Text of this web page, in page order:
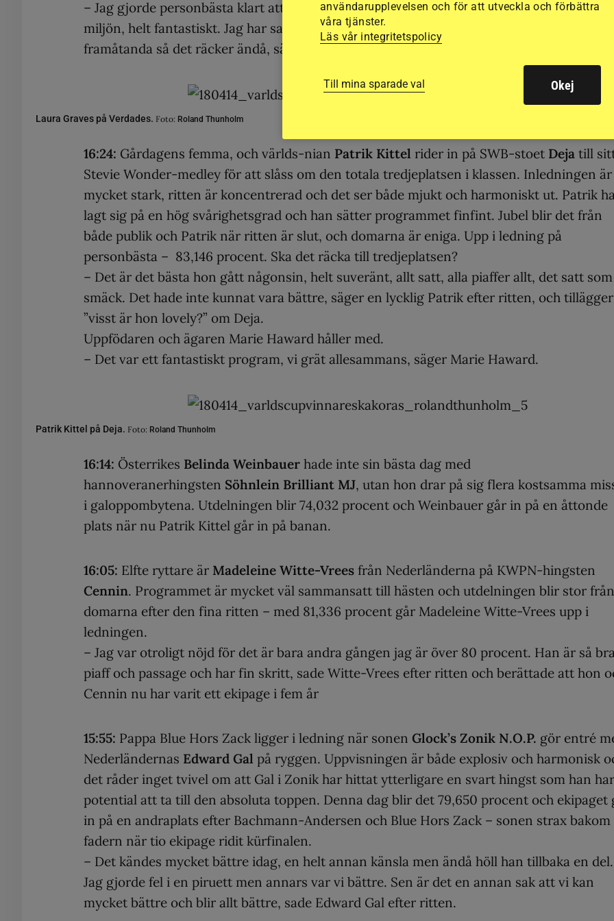
– Jag gjorde personbästa klart att jag är nöjd. Jag är så imponerad över hur min häst
miljön, helt fantastiskt. Jag har satsat på avslappning med honom, han har hetta och
framåtanda så det räcker ändå, säger Laura Graves efter ritten.
Laura Graves på Verdades. Foto: Roland Thunholm
16:24: Gårdagens femma, och världs-nian Patrik Kittel rider in på SWB-stoet Deja till
Stevie Wonder-medley för att slåss om den totala tredjeplatsen i klassen. Inledningen är
mycket stark, ritten är koncentrerad och det ser både mjukt och harmoniskt ut. Patrik
lagt sig på en hög svårighetsgrad och han sätter programmet finfint. Jubel blir det från
både publik och Patrik när ritten är slut, och domarna är eniga. Upp i ledning på
personbästa – 83,146 procent. Ska det räcka till tredjeplatsen?
– Det är det bästa hon gått någonsin, helt suveränt, allt satt, alla piaffer allt, det satt
smäck. Det hade inte kunnat vara bättre, säger en lycklig Patrik efter ritten, och tillägger
”visst är hon lovely?” om Deja.
Uppfödaren och ägaren Marie Haward håller med.
– Det var ett fantastiskt program, vi grät allesammans, säger Marie Haward.
Patrik Kittel på Deja. Foto: Roland Thunholm
16:14: Österrikes Belinda Weinbauer hade inte sin bästa dag med
hannoveranerhingsten Söhnlein Brilliant MJ, utan hon drar på sig flera kostsamma
i galoppombytena. Utdelningen blir 74,032 procent och Weinbauer går in på en åttonde
plats när nu Patrik Kittel går in på banan.
16:05: Elfte ryttare är Madeleine Witte-Vrees från Nederländerna på KWPN-hingsten
Cennin. Programmet är mycket väl sammansatt till hästen och utdelningen blir stor från
domarna efter den fina ritten – med 81,336 procent går Madeleine Witte-Vrees upp i
ledningen.
– Jag var otroligt nöjd för det är bara andra gången jag är över 80 procent. Han är så
piaff och passage och har fin skritt, sade Witte-Vrees efter ritten och berättade att hon
Cennin nu har varit ett ekipage i fem år
15:55: Pappa Blue Hors Zack ligger i ledning när sonen Glock’s Zonik N.O.P. gör entré
Nederländernas Edward Gal på ryggen. Uppvisningen är både explosiv och harmonisk
det råder inget tvivel om att Gal i Zonik har hittat ytterligare en svart hingst som han har
potential att ta till den absoluta toppen. Denna dag blir det 79,650 procent och ekipaget
in på en andraplats efter Bachmann-Andersen och Blue Hors Zack – sonen strax bakom
fadern när tio ekipage ridit kürfinalen.
– Det kändes mycket bättre idag, en helt annan känsla men ändå höll han tillbaka en del.
Jag gjorde fel i en piruett men annars var vi bättre. Sen är det en annan sak att vi kan
mycket bättre och blir allt bättre, sade Edward Gal efter ritten.
användarupplevelsen och för att utveckla och förbättra
våra tjänster.
Läs vår integritetspolicy
Till mina sparade val Okej